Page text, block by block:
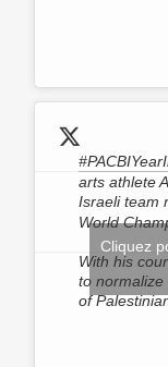
arts athlete
Israeli team
World
With his
to normalize
of
Cliquez